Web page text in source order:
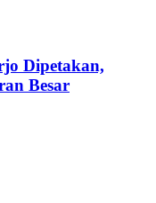
Dipetakan,
Besar